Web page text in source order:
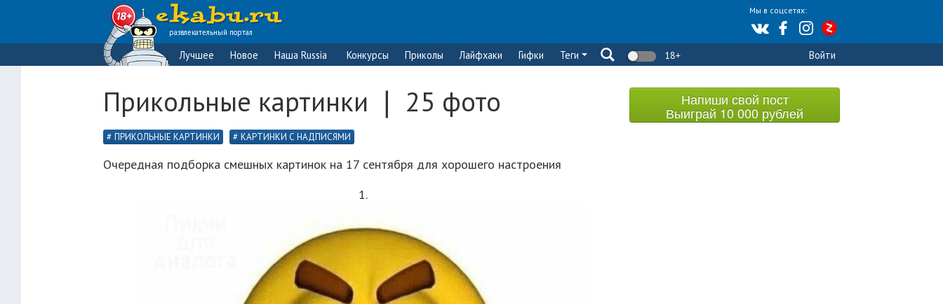
Мы в соцсетях:
развлекательный портал
Лучшее Новое Наша Russia Конкурсы Приколы Лайфхаки Гифки Теги 18+ Войти
Прикольные картинки ❘ 25 фото
ПРИКОЛЬНЫЕ КАРТИНКИ КАРТИНКИ С НАДПИСЯМИ
Очередная подборка смешных картинок на 17 сентября для хорошего настроения
1.
Напиши свой пост
Выиграй 10 000 рублей